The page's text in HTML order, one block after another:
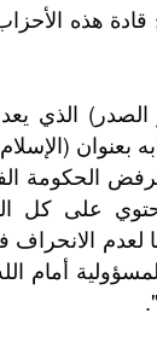
قادة هذه
الذي يعد
وترفض الحكومة
على كل
الانحراف
أمام